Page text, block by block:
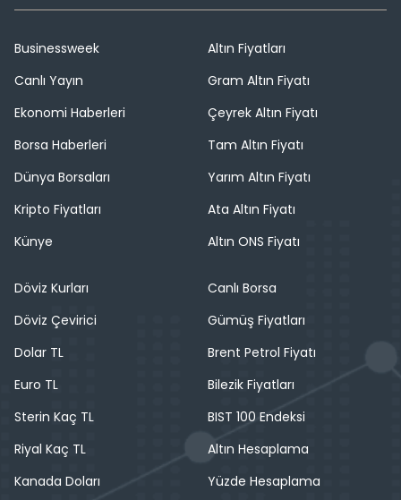
Businessweek
Canlı Yayın
Ekonomi Haberleri
Borsa Haberleri
Dünya Borsaları
Kripto Fiyatları
Künye
Altın Fiyatları
Gram Altın Fiyatı
Çeyrek Altın Fiyatı
Tam Altın Fiyatı
Yarım Altın Fiyatı
Ata Altın Fiyatı
Altın ONS Fiyatı
Döviz Kurları
Döviz Çevirici
Dolar TL
Euro TL
Sterin Kaç TL
Riyal Kaç TL
Kanada Doları
Canlı Borsa
Gümüş Fiyatları
Brent Petrol Fiyatı
Bilezik Fiyatları
BIST 100 Endeksi
Altın Hesaplama
Yüzde Hesaplama